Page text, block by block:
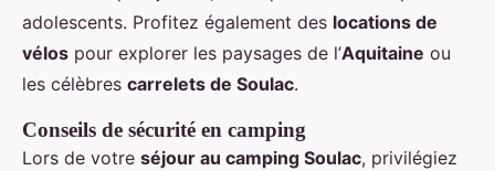
adolescents. Profitez également des locations de
vélos pour explorer les paysages de l’Aquitaine ou
les célèbres carrelets de Soulac.
Conseils de sécurité en camping
Lors de votre séjour au camping Soulac, privilégiez